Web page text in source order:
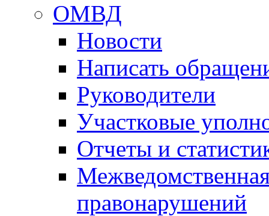
ОМВД
Новости
Написать
Руководители
Участковые
Отчеты и
правонарушений